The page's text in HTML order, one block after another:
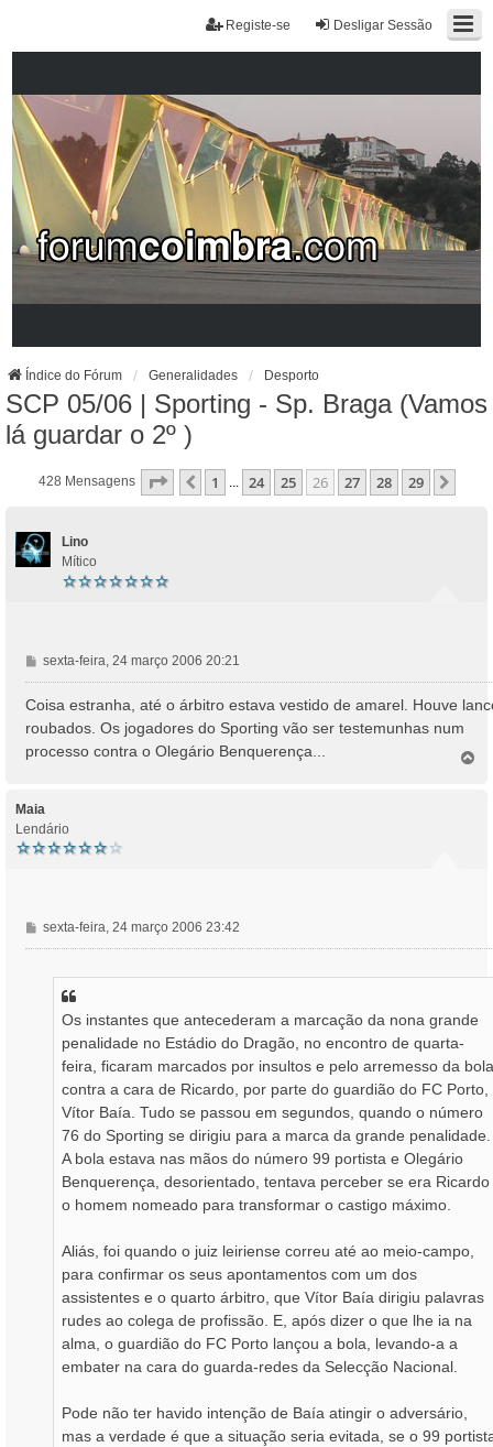
Desligar Sessão
Registe-se
Índice do Fórum Generalidades Desporto
SCP 05/06 | Sporting - Sp. Braga (Vamos
lá guardar o 2º )
428 Mensagens Página 26De29
Anterior
1 ... 24 25 26 27 28 29
Lino
Mítico
M
e
a
g
sexta-feira, 24 março 2006 20:21
Coisa estranha, até o árbitro estava vestido de amarel. Houve
roubados. Os jogadores do Sporting vão ser testemunhas num
processo contra o Olegário Benquerença...
Maia
Lendário
M
e
sexta-feira, 24 março 2006 23:42
Os instantes que antecederam a marcação da nona grande
penalidade no Estádio do Dragão, no encontro de quarta-
feira, ficaram marcados por insultos e pelo arremesso da bola
contra a cara de Ricardo, por parte do guardião do FC Porto,
Vítor Baía. Tudo se passou em segundos, quando o número
76 do Sporting se dirigiu para a marca da grande penalidade.
A bola estava nas mãos do número 99 portista e Olegário
Benquerença, desorientado, tentava perceber se era Ricardo
o homem nomeado para transformar o castigo máximo.
Aliás, foi quando o juiz leiriense correu até ao meio-campo,
para confirmar os seus apontamentos com um dos
assistentes e o quarto árbitro, que Vítor Baía dirigiu palavras
rudes ao colega de profissão. E, após dizer o que lhe ia na
alma, o guardião do FC Porto lançou a bola, levando-a a
embater na cara do guarda-redes da Selecção Nacional.
Pode não ter havido intenção de Baía atingir o adversário,
mas a verdade é que a situação seria evitada, se o 99